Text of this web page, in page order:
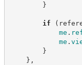
}
if (
me .
me .
}
} ,